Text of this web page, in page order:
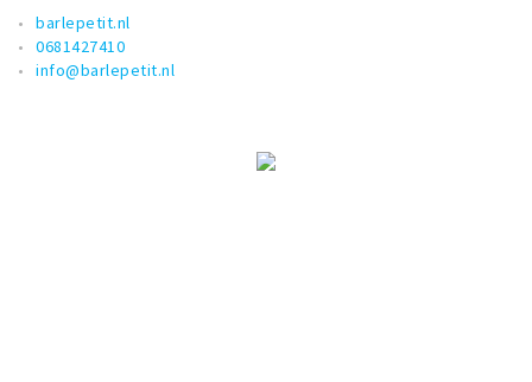
Eten
Drinken
barlepetit.nl
0681427410
info@barlepetit.nl